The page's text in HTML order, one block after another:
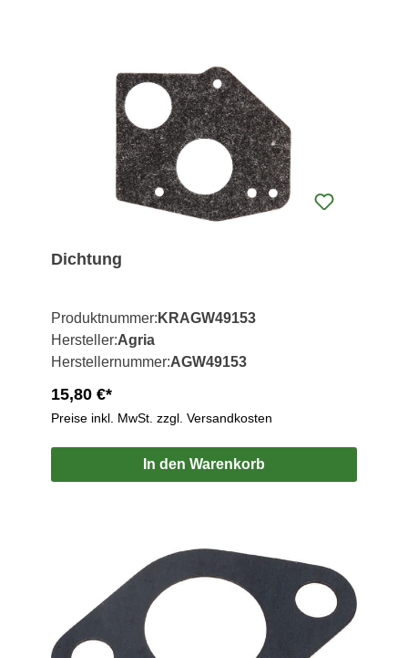
Dichtung
Produktnummer: KRAGW49153
Hersteller:Agria
Herstellernummer:AGW49153
15,80 €*
Preise inkl. MwSt. zzgl. Versandkosten
In den Warenkorb